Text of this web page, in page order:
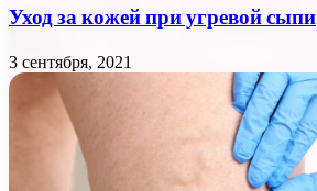
Уход за кожей при угревой сыпи
3 сентября, 2021